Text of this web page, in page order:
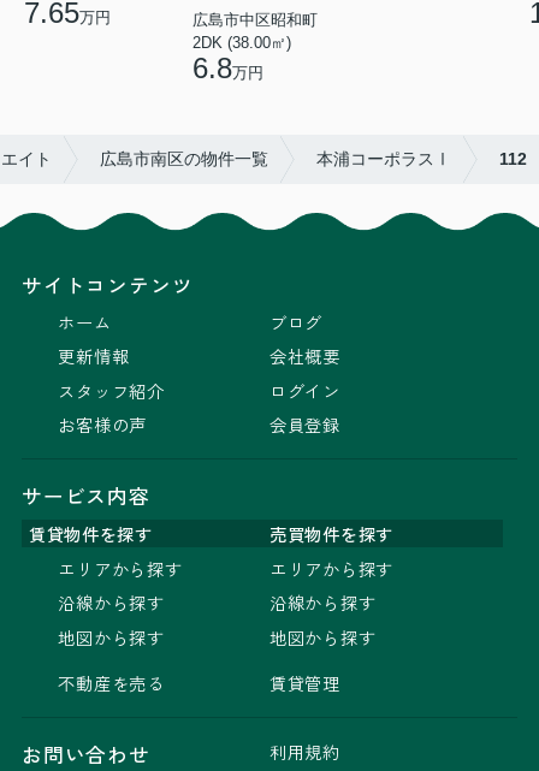
7.65万円
広島市中区昭和町
2DK (38.00㎡)
6.8万円
イト 広島市南区の物件一覧 本浦コーポラスⅠ 112
サイトコンテンツ
ホーム
更新情報
スタッフ紹介
お客様の声
ブログ
会社概要
ログイン
会員登録
サービス内容
賃貸物件を探す
売買物件を探す
エリアから探す
沿線から探す
地図から探す
不動産を売る
エリアから探す
沿線から探す
地図から探す
賃貸管理
お問い合わせ
利用規約